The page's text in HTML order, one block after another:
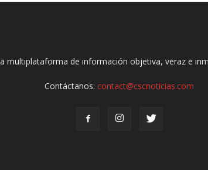
multiplataforma de información objetiva, veraz e
Contáctanos:contact@cscnoticias.com